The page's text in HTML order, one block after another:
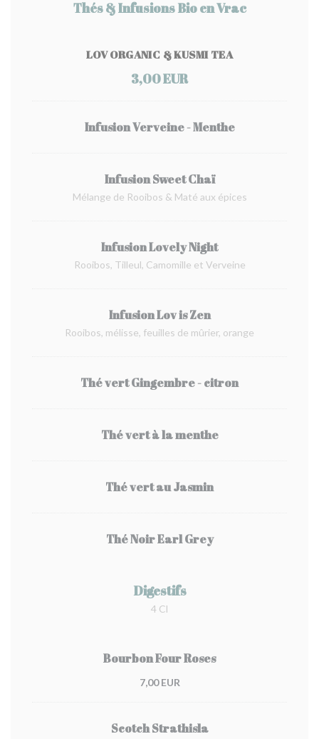
Thés & Infusions Bio en Vrac
LOV ORGANIC & KUSMI TEA
3,00 EUR
Infusion Verveine - Menthe
Infusion Sweet Chaï
Mélange de Rooibos & Maté aux épices
Infusion Lovely Night
Rooibos, Tilleul, Camomille et Verveine
Infusion Lov is Zen
Rooibos, mélisse, feuilles de mûrier, orange
Thé vert Gingembre - citron
Thé vert à la menthe
Thé vert au Jasmin
Thé Noir Earl Grey
Digestifs
4 Cl
Bourbon Four Roses
7,00 EUR
Scotch Strathisla